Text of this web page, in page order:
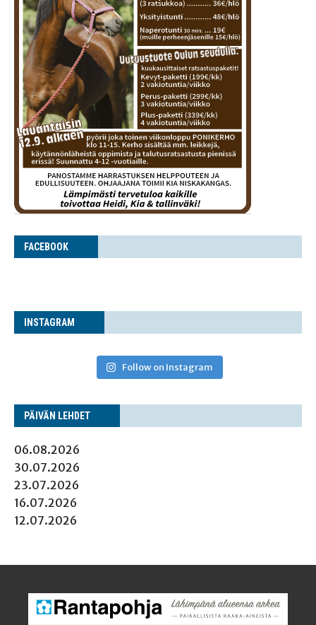
FACE­BOOK
INS­TA­GRAM
Follow on Instagram
PÄI­VÄN LEHDET
06.08.2026
30.07.2026
23.07.2026
16.07.2026
12.07.2026